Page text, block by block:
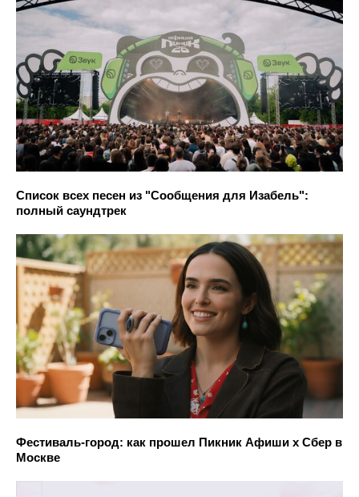
Список всех песен из "Сообщения для Изабель":
полный саундтрек
Фестиваль-город: как прошел Пикник Афиши х Сбер в
Москве